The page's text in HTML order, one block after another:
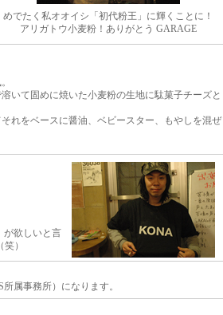
めでたく私オオイシ「初代粉王」に輝くことに！
アリガトウ小麦粉！ありがとう GARAGE
いて固めに焼いた小麦粉の生地に駄菓子チーズと
れをベースに醤油、ベビースター、もやしを混ぜ
が欲しいと言
）
属事務所）になります。